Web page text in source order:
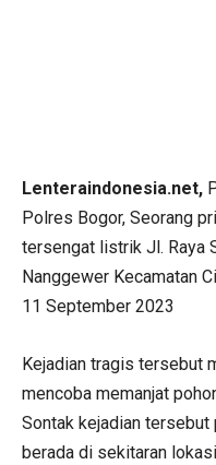
Lenteraindonesia.net,
Polres Bogor, Seorang
tersengat listrik Jl. Raya
Nanggewer Kecamatan
11 September 2023
Kejadian tragis tersebut
mencoba memanjat
Sontak kejadian tersebut
berada di sekitaran